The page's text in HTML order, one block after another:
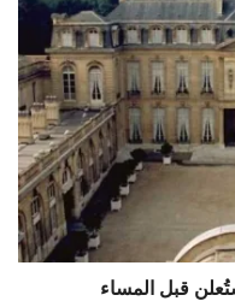
قبل المساء